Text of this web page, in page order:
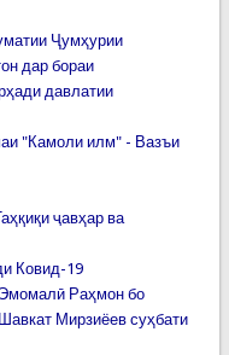
Ҷумҳурии
дар бораи
давлатии
"Камоли илм" - Вазъи
ҷавҳар ва
Ковид-19
Раҳмон бо
Мирзиёев суҳбати